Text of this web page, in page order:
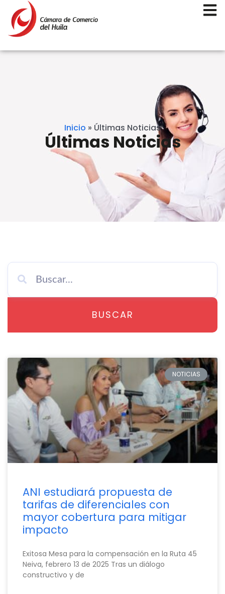
Inicio » Últimas Noticias
Últimas Noticias
BUSCAR
NOTICIAS
ANI estudiará propuesta de
tarifas de diferenciales con
mayor cobertura para mitigar
impacto
Exitosa Mesa para la compensación en la Ruta 45
Neiva, febrero 13 de 2025 Tras un diálogo
constructivo y de